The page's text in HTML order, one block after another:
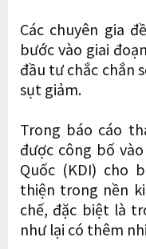
Các chuyên gia
bước vào giai
đầu tư chắc chắn
sụt giảm.
Trong báo cáo
được công bố
Quốc (KDI) cho
thiện trong nền
chế, đặc biệt là
như lại có thêm